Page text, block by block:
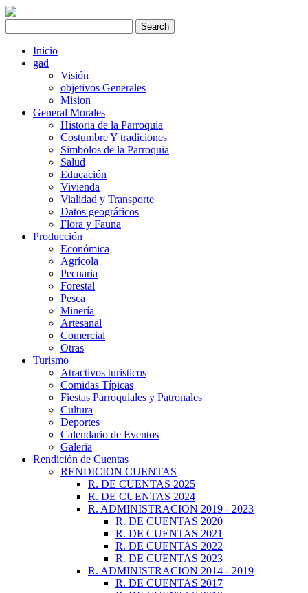
Inicio
gad
Visión
objetivos Generales
Mision
General Morales
Historia de la Parroquia
Costumbre Y tradiciones
Simbolos de la Parroquia
Salud
Educación
Vivienda
Vialidad y Transporte
Datos geográficos
Flora y Fauna
Producción
Económica
Agrícola
Pecuaria
Forestal
Pesca
Minería
Artesanal
Comercial
Otras
Turismo
Atractivos turisticos
Comidas Típicas
Fiestas Parroquiales y Patronales
Cultura
Deportes
Calendario de Eventos
Galeria
Rendición de Cuentas
RENDICION CUENTAS
R. DE CUENTAS 2025
R. DE CUENTAS 2024
R. ADMINISTRACION 2019 - 2023
R. DE CUENTAS 2020
R. DE CUENTAS 2021
R. DE CUENTAS 2022
R. DE CUENTAS 2023
R. ADMINISTRACION 2014 - 2019
R. DE CUENTAS 2017